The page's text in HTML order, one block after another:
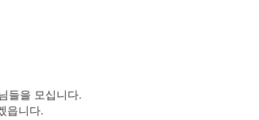
들을 모십니다.
읍니다.